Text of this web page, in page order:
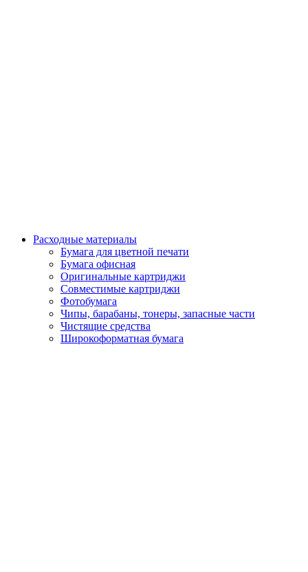
Расходные материалы
Бумага для цветной печати
Бумага офисная
Оригинальные картриджи
Совместимые картриджи
Фотобумага
Чипы, барабаны, тонеры, запасные части
Чистящие средства
Широкоформатная бумага